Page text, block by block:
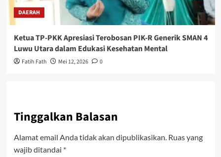
DAERAH
Ketua TP-PKK Apresiasi Terobosan PIK-R Generik SMAN 4
Luwu Utara dalam Edukasi Kesehatan Mental
Fatih Fath Mei 12, 2026 0
Tinggalkan Balasan
Alamat email Anda tidak akan dipublikasikan. Ruas yang
wajib ditandai *